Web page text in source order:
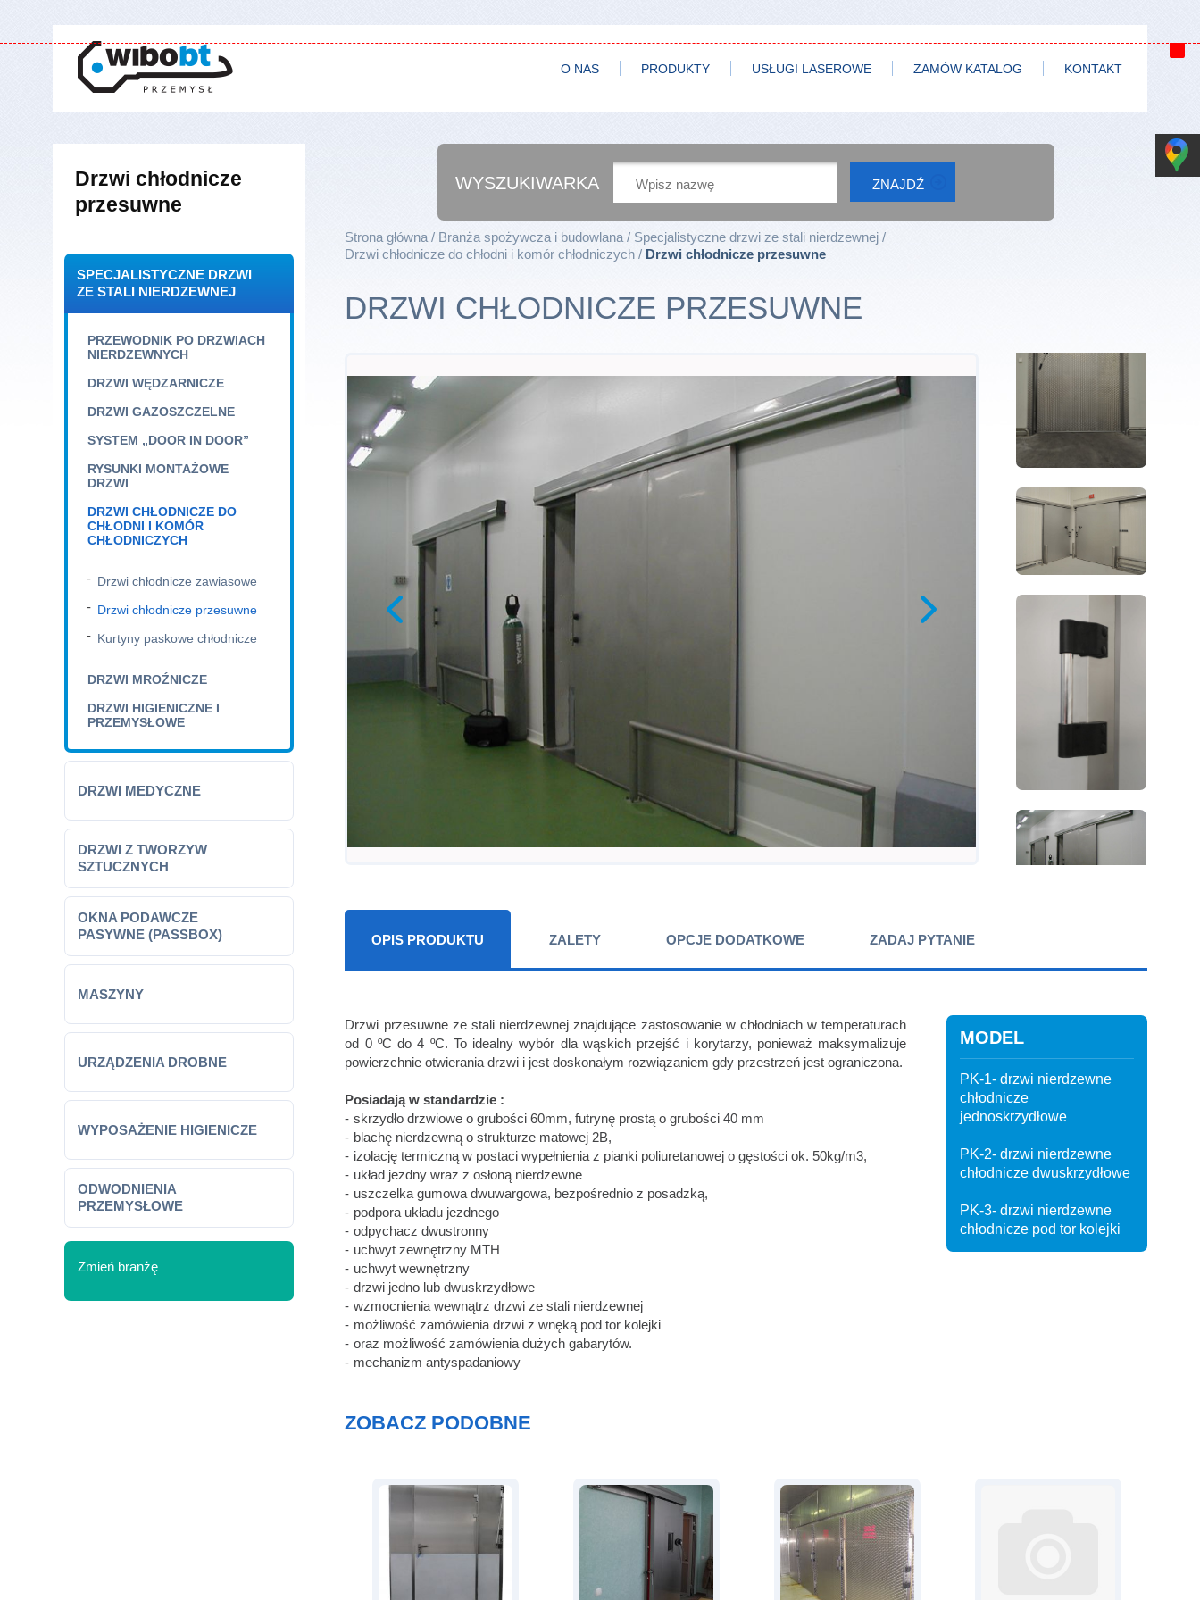
O NAS PRODUKTY USŁUGI LASEROWE ZAMÓW KATALOG KONTAKT
Drzwi chłodnicze
przesuwne
SPECJALISTYCZNE DRZWI
ZE STALI NIERDZEWNEJ
PRZEWODNIK PO DRZWIACH
NIERDZEWNYCH
DRZWI WĘDZARNICZE
DRZWI GAZOSZCZELNE
SYSTEM „DOOR IN DOOR”
RYSUNKI MONTAŻOWE
DRZWI
DRZWI CHŁODNICZE DO
CHŁODNI I KOMÓR
CHŁODNICZYCH
Drzwi chłodnicze zawiasowe
Drzwi chłodnicze przesuwne
Kurtyny paskowe chłodnicze
DRZWI MROŹNICZE
DRZWI HIGIENICZNE I
PRZEMYSŁOWE
DRZWI MEDYCZNE
DRZWI Z TWORZYW
SZTUCZNYCH
OKNA PODAWCZE
PASYWNE (PASSBOX)
MASZYNY
URZĄDZENIA DROBNE
WYPOSAŻENIE HIGIENICZE
ODWODNIENIA
PRZEMYSŁOWE
Zmień branżę
WYSZUKIWARKA
Strona główna Branża spożywcza i budowlana
Specjalistyczne drzwi ze stali nierdzewnej
Drzwi chłodnicze do chłodni i komór chłodniczych
Drzwi chłodnicze przesuwne
DRZWI CHŁODNICZE PRZESUWNE
OPIS PRODUKTU ZALETY OPCJE DODATKOWE ZADAJ PYTANIE
Drzwi przesuwne ze stali nierdzewnej znajdujące zastosowanie w chłodniach w temperaturach
od 0 ºC do 4 ºC. To idealny wybór dla wąskich przejść i korytarzy, ponieważ maksymalizuje
powierzchnie otwierania drzwi i jest doskonałym rozwiązaniem gdy przestrzeń jest ograniczona.
Posiadają w standardzie :
skrzydło drzwiowe o grubości 60mm, futrynę prostą o grubości 40 mm
blachę nierdzewną o strukturze matowej 2B,
izolację termiczną w postaci wypełnienia z pianki poliuretanowej o gęstości ok. 50kg/m3,
układ jezdny wraz z osłoną nierdzewne
uszczelka gumowa dwuwargowa, bezpośrednio z posadzką,
podpora układu jezdnego
odpychacz dwustronny
uchwyt zewnętrzny MTH
uchwyt wewnętrzny
drzwi jedno lub dwuskrzydłowe
wzmocnienia wewnątrz drzwi ze stali nierdzewnej
możliwość zamówienia drzwi z wnęką pod tor kolejki
oraz możliwość zamówienia dużych gabarytów.
mechanizm antyspadaniowy
MODEL
PK-1- drzwi nierdzewne
chłodnicze
jednoskrzydłowe
PK-2- drzwi nierdzewne
chłodnicze dwuskrzydłowe
PK-3- drzwi nierdzewne
chłodnicze pod tor kolejki
ZOBACZ PODOBNE